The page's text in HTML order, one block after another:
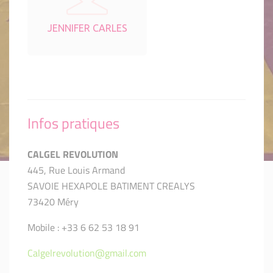
JENNIFER CARLES
Infos pratiques
CALGEL REVOLUTION
445, Rue Louis Armand
SAVOIE HEXAPOLE BATIMENT CREALYS
73420 Méry
Mobile : +33 6 62 53 18 91
Calgelrevolution@gmail.com